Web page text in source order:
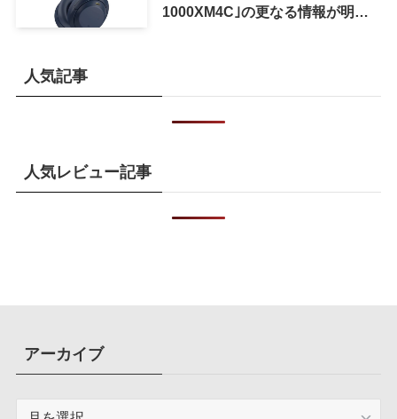
1000XM4C｣の更なる情報が明ら
人気記事
人気レビュー記事
アーカイブ